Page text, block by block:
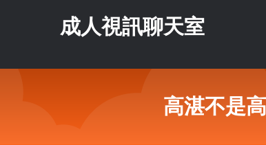
成人視訊聊天室
高湛不是